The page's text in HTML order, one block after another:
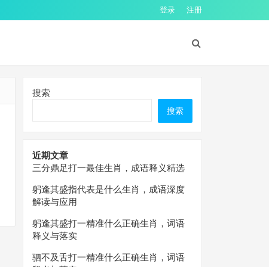
登录 注册
搜索
搜索
近期文章
三分鼎足打一最佳生肖，成语释义精选
躬逢其盛指代表是什么生肖，成语深度
解读与应用
躬逢其盛打一精准什么正确生肖，词语
释义与落实
驷不及舌打一精准什么正确生肖，词语